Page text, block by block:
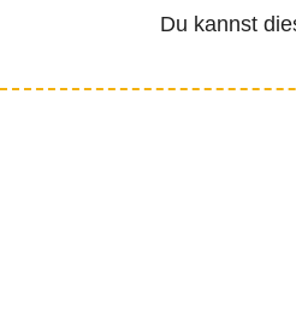
Du kannst